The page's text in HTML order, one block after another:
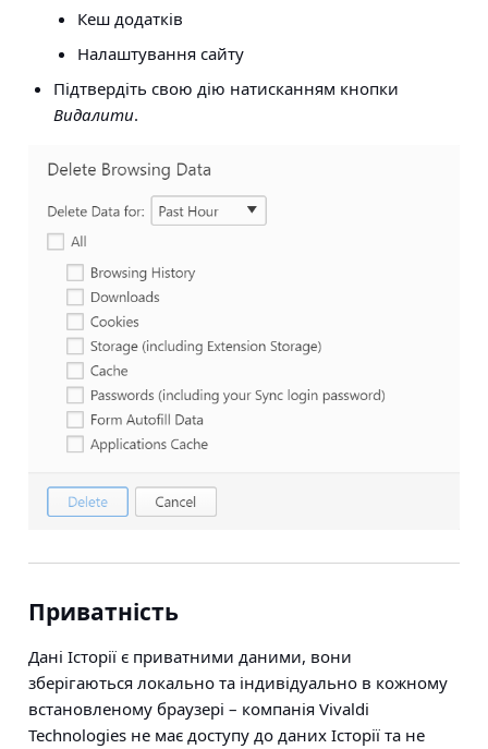
Кеш додатків
Налаштування сайту
Підтвердіть свою дію натисканням кнопки
Видалити.
Приватність
Дані Історії є приватними даними, вони
зберігаються локально та індивідуально в кожному
встановленому браузері – компанія Vivaldi
Technologies не має доступу до даних Історії та не